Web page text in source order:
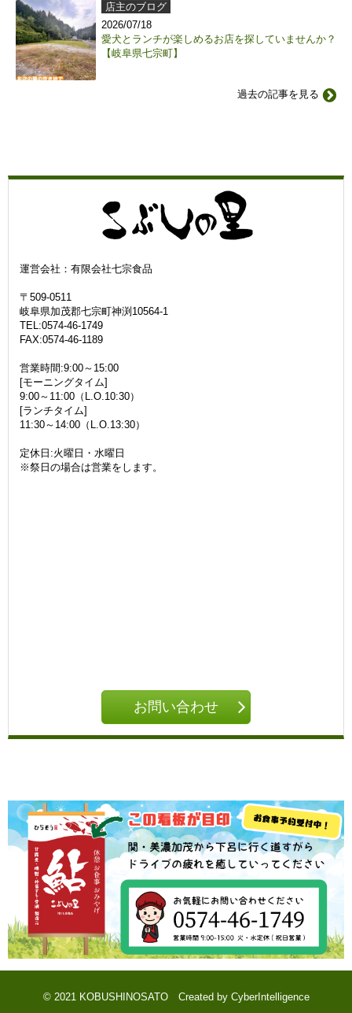
店主のブログ
2026/07/18
愛犬とランチが楽しめるお店を探していませんか？
【岐阜県七宗町】
過去の記事を見る
運営会社：有限会社七宗食品
〒509-0511
岐阜県加茂郡七宗町神渕10564-1
TEL:0574-46-1749
FAX:0574-46-1189
営業時間:9:00～15:00
[モーニングタイム]
9:00～11:00（L.O.10:30）
[ランチタイム]
11:30～14:00（L.O.13:30）
定休日:火曜日・水曜日
※祭日の場合は営業をします。
お問い合わせ
© 2021 KOBUSHINOSATO Created by CyberIntelligence